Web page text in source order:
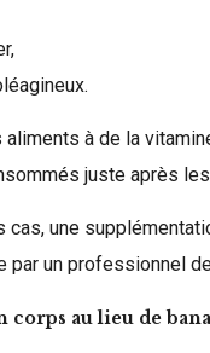
à de la
juste après
cas, une
par un professionnel
corps au lieu de